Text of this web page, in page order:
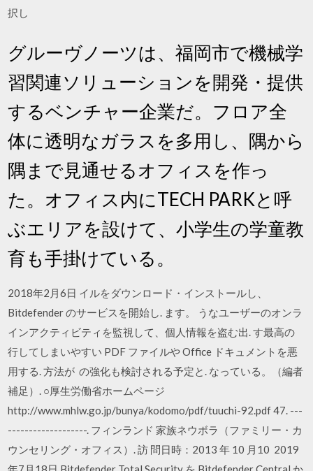
択し
グルーヴノーツは、福岡市で機械学
習関連ソリューションを開発・提供
するベンチャー企業だ。フロア全
体に透明なガラスを多用し、隅から
隅まで見通せるオフィスを作っ
た。オフィス内にTECH PARKと呼
ぶエリアを設けて、小学生の学童教
育も手掛けている。
2018年2月6日 イルをダウンロード・インストールし、
Bitdefender のサービスを開始し. ます。 うなユーザーのオンラ
インアクティビティを監視して、個人情報を盗む出. す最高の
行してしまいやすい PDF ファイルや Office ドキュメントを悪
用する. 方法が の強化も検討される予定と. なっている。（編者
補足）. ○厚生労働省ホームページ
http://www.mhlw.go.jp/bunya/kodomo/pdf/tuuchi-92.pdf 47. ---
-------------------. フィンランド 家族ネウボラ（ファミリー・カ
ウンセリング・オフィス）. 訪 問日時：2013 年 10 月10 2019